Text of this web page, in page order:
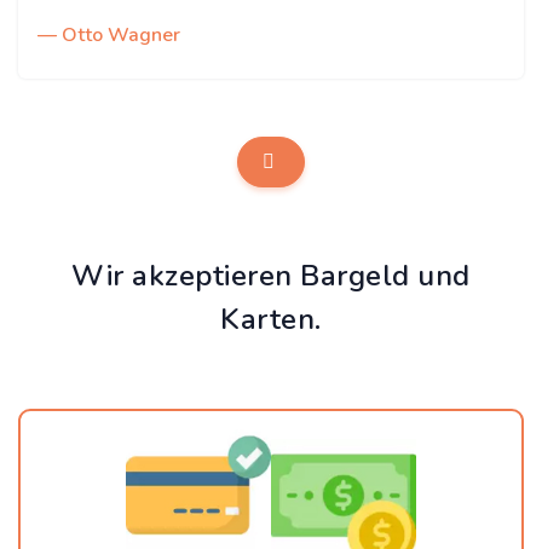
— Otto Wagner
Wir akzeptieren Bargeld und
Karten.